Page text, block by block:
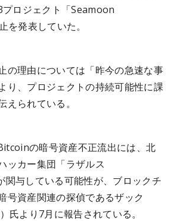
ロジェクト「Seamoon
発表していた。
の理由については「昨今の急速な事
り、プロジェクトの持続可能性に課
えられている。
の暗号資産不正流出には、北
ッカー集団「ラザルス
関与している可能性が、ブロックチ
号資産関連の探偵であるザック
氏より7月に報告されている。